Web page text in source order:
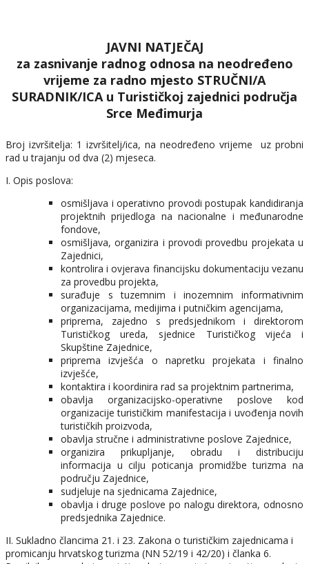
JAVNI NATJEČAJ
za zasnivanje radnog odnosa na neodređeno
vrijeme za radno mjesto STRUČNI/A
SURADNIK/ICA u Turističkoj zajednici područja
Srce Međimurja
Broj izvršitelja: 1 izvršitelj/ica, na neodređeno vrijeme uz probni
rad u trajanju od dva (2) mjeseca.
I. Opis poslova:
osmišljava i operativno provodi postupak kandidiranja
projektnih prijedloga na nacionalne i međunarodne
fondove,
osmišljava, organizira i provodi provedbu projekata u
Zajednici,
kontrolira i ovjerava financijsku dokumentaciju vezanu
za provedbu projekta,
surađuje s tuzemnim i inozemnim informativnim
organizacijama, medijima i putničkim agencijama,
priprema, zajedno s predsjednikom i direktorom
Turističkog ureda, sjednice Turističkog vijeća i
Skupštine Zajednice,
priprema izvješća o napretku projekata i finalno
izvješće,
kontaktira i koordinira rad sa projektnim partnerima,
obavlja organizacijsko-operativne poslove kod
organizacije turističkim manifestacija i uvođenja novih
turističkih proizvoda,
obavlja stručne i administrativne poslove Zajednice,
organizira prikupljanje, obradu i distribuciju
informacija u cilju poticanja promidžbe turizma na
području Zajednice,
sudjeluje na sjednicama Zajednice,
obavlja i druge poslove po nalogu direktora, odnosno
predsjednika Zajednice.
II. Sukladno člancima 21. i 23. Zakona o turističkim zajednicama i
promicanju hrvatskog turizma (NN 52/19 i 42/20) i članka 6.